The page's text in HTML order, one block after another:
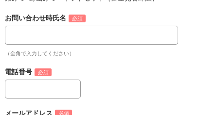
お問い合わせ時氏名
（全角で入力してください）
電話番号
メールアドレス